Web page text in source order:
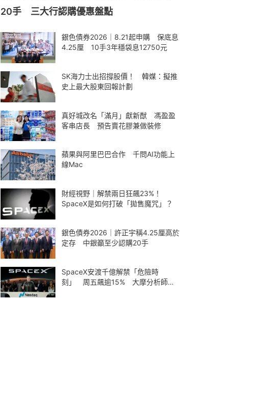
20手 三大行認購優惠盤點
銀色債券2026｜8.21起申購 保底息
4.25厘 10手3年穩袋息12750元
SK海力士出招撐股價！ 韓媒：擬推
史上最大股東回報計劃
真好城改名「滿月」獻新猷 馮盈盈
客串店長 預告賣花膠兼做裝修
蘋果與阿里巴巴合作 千問AI功能上
線Mac
財經視野｜解禁兩日狂飆23%！
SpaceX是如何打破「拋售魔咒」？
銀色債券2026｜許正宇稱4.25厘高於
定存 中銀籲至少認購20手
SpaceX安渡千億解禁「危險時
刻」 周五飆逾15% 大摩分析師神